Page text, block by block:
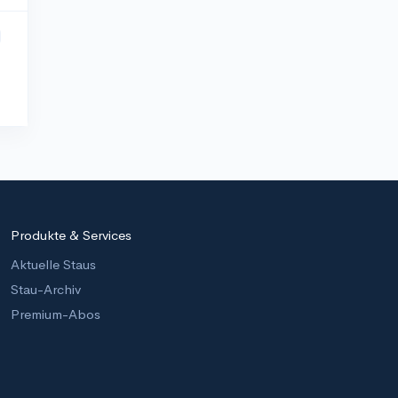
Produkte & Services
Aktuelle Staus
Stau-Archiv
Premium-Abos